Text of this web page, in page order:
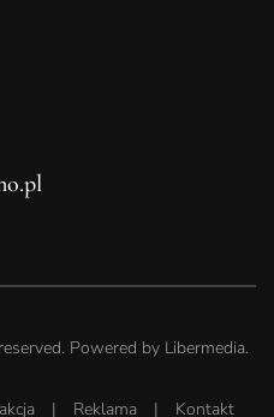
Powered by Libermedia.
| Reklama | Kontakt